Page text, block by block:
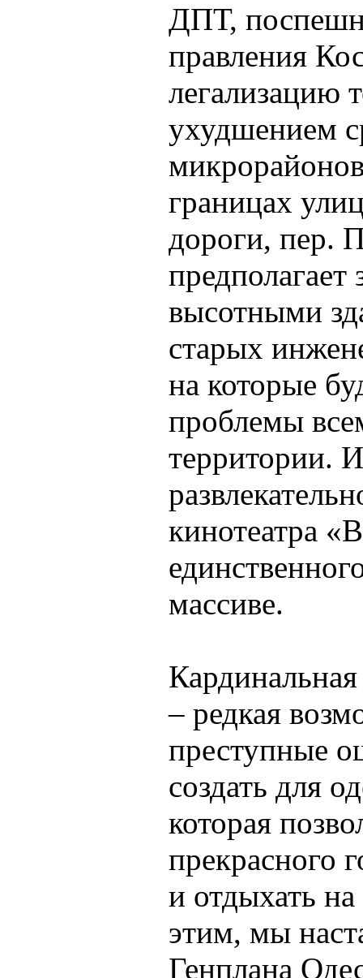
ДПТ,
правления
легализацию
ухудшением
границах
дороги, пер.
предполагает
высотными
старых
на которые
проблемы
территории.
кинотеатра
массиве.
– редкая
преступные
создать для
которая
прекрасного
и отдыхать
этим, мы
Генплана